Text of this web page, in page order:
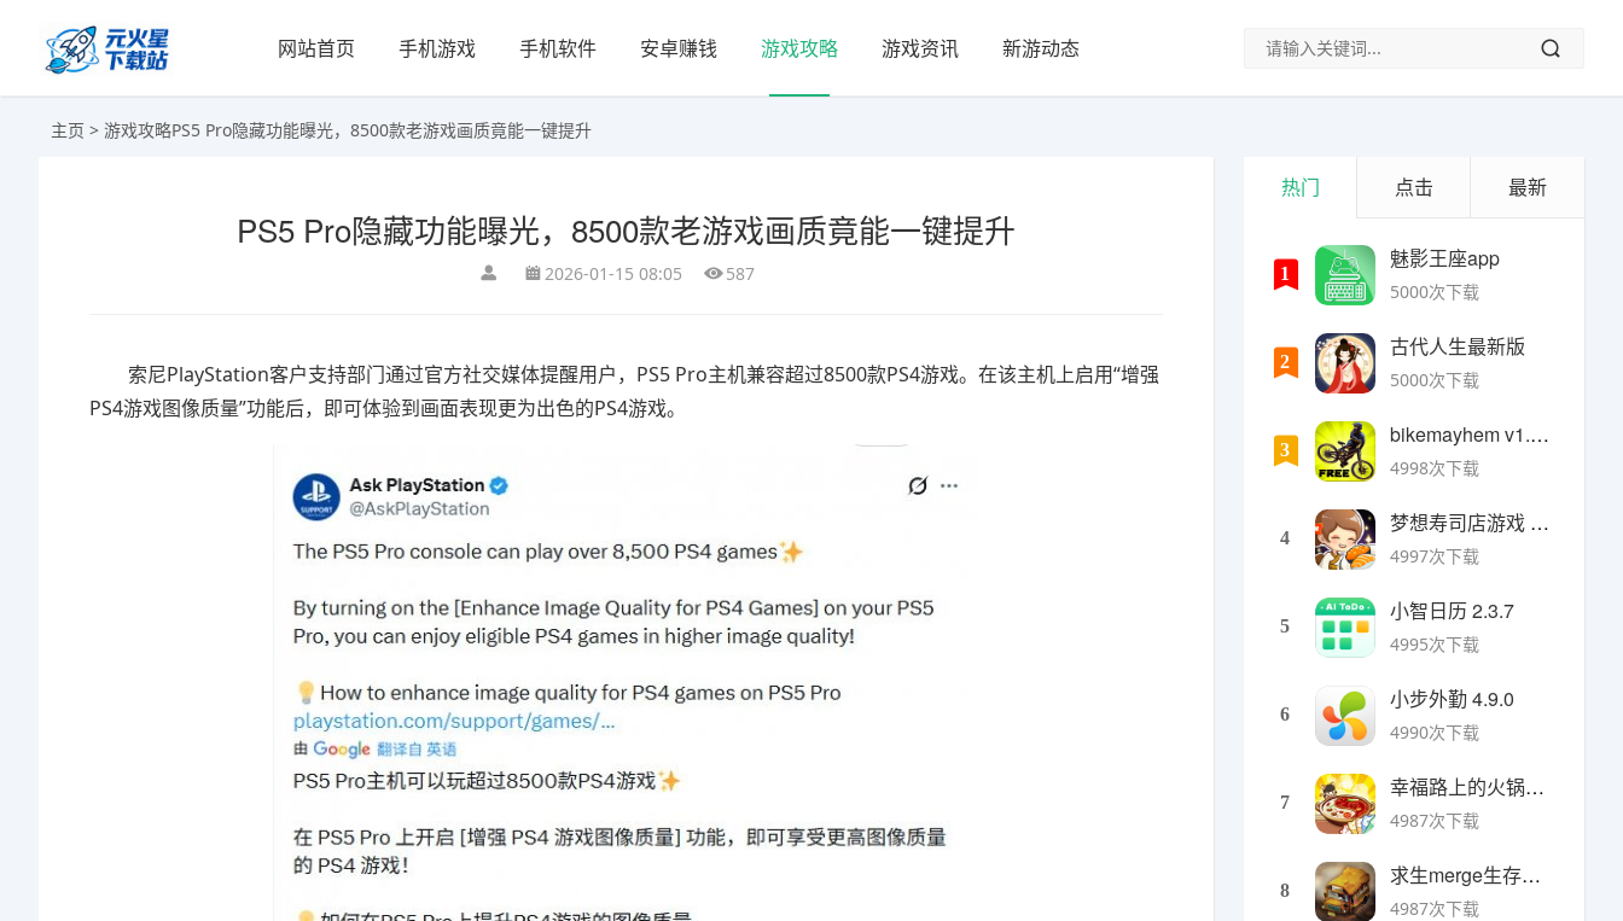
网站首页 手机游戏 手机软件 安卓赚钱 游戏攻略 游戏资讯 新游动态
主页 > 游戏攻略PS5 Pro隐藏功能曝光，8500款老游戏画质竟能一键提升
PS5 Pro隐藏功能曝光，8500款老游戏画质竟能一键提升
2026-01-15 08:05 587
索尼PlayStation客户支持部门通过官方社交媒体提醒用户，PS5 Pro主机兼容超过8500款PS4游戏。在该主机上启用“增强
PS4游戏图像质量”功能后，即可体验到画面表现更为出色的PS4游戏。
热门 点击 最新
1
魅影王座app
5000次下载
2
古代人生最新版
5000次下载
3
bikemayhem v1.6.2安卓版
4998次下载
4
梦想寿司店游戏 v4.14.1安卓版
4997次下载
5
小智日历 2.3.7
4995次下载
6
小步外勤 4.9.0
4990次下载
7
幸福路上的火锅店官方版 v5.3.5安卓版
4987次下载
8
求生merge生存之地手机版 v1.48.0安卓版
4987次下载